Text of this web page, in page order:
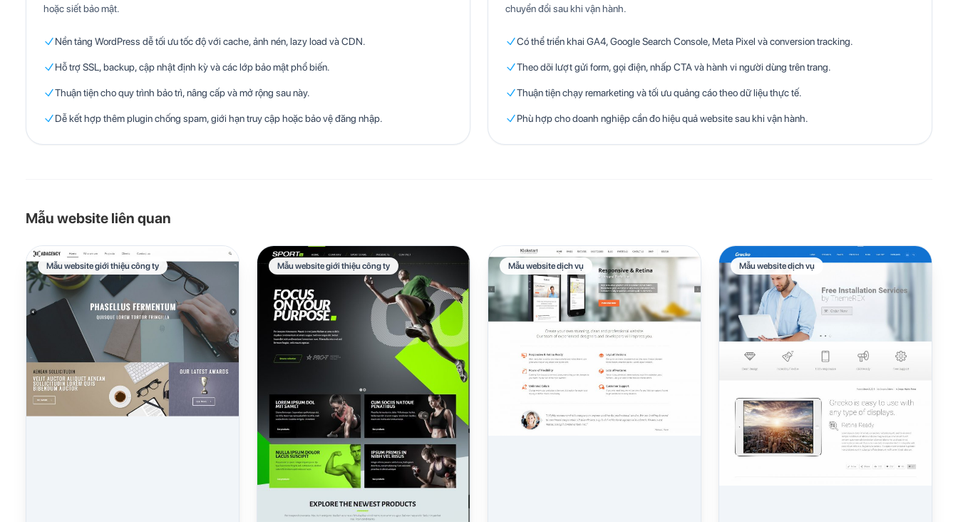
hoặc siết bảo mật.
Nền tảng WordPress dễ tối ưu tốc độ với cache, ảnh nén, lazy load và CDN.
Hỗ trợ SSL, backup, cập nhật định kỳ và các lớp bảo mật phổ biến.
Thuận tiện cho quy trình bảo trì, nâng cấp và mở rộng sau này.
Dễ kết hợp thêm plugin chống spam, giới hạn truy cập hoặc bảo vệ đăng nhập.
chuyển đổi sau khi vận hành.
Có thể triển khai GA4, Google Search Console, Meta Pixel và conversion tracking.
Theo dõi lượt gửi form, gọi điện, nhấp CTA và hành vi người dùng trên trang.
Thuận tiện chạy remarketing và tối ưu quảng cáo theo dữ liệu thực tế.
Phù hợp cho doanh nghiệp cần đo hiệu quả website sau khi vận hành.
Mẫu website liên quan
Mẫu website giới thiệu công ty Mẫu website giới thiệu công ty Mẫu website dịch vụ Mẫu website dịch vụ